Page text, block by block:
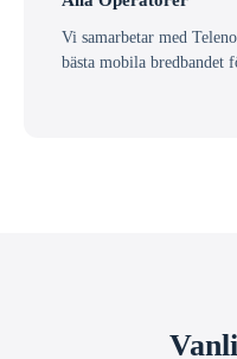
Vi samarbetar med
bästa mobila bredbandet